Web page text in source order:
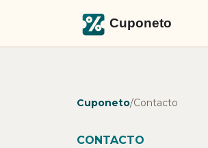
Cuponeto/Contacto
CONTACTO